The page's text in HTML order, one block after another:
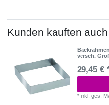
Kunden kauften auch
versch.
29,45 €
*inkl. ges.